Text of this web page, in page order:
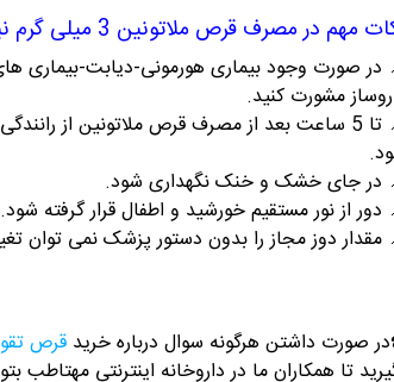
مهم در مصرف قرص ملاتونین 3 میلی گرم نیچر مید
در صورت وجود بیماری هورمونی-دیابت-بیماری
مشورت کنید.
📌 تا 5 ساعت بعد از مصرف قرص ملاتونین از
در جای خشک و خنک نگهداری شود.
دور از نور مستقیم خورشید و اطفال قرار گرفته شود.
مقدار دوز مجاز را بدون دستور پزشک نمی توان
صورت داشتن هرگونه سوال درباره خرید قرص
تا همکاران ما در داروخانه اینترنتی مهتاطب